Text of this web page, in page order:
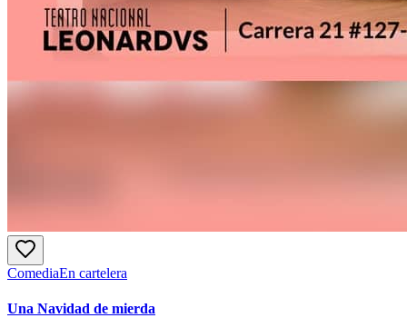
ComediaEn cartelera
Una Navidad de mierda